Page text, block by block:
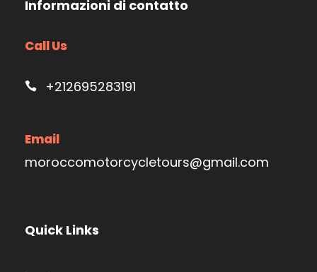
Informazioni di contatto
Call Us
+212695283191
Email
moroccomotorcycletours@gmail.com
Quick Links